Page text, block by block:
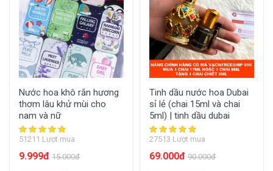
Nước hoa khô rắn hương
thơm lâu khử mùi cho
nam và nữ
51211 Lượt mua
9.999đ 15.000đ
Tinh dầu nước hoa Dubai
sỉ lẻ (chai 15ml và chai
5ml) | tinh dầu dubai
27513 Lượt mua
69.000đ 90.000đ